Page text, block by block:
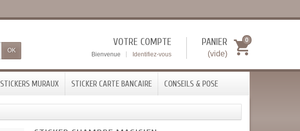
OK
PANIER
(vide)
0
VOTRE COMPTE
Bienvenue Identifiez-vous
STICKERS MURAUX STICKER CARTE BANCAIRE CONSEILS & POSE